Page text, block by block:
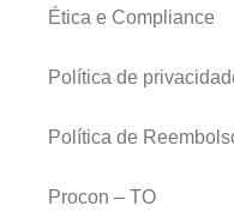
Ética e Compliance
Política de
Política de
Procon – TO